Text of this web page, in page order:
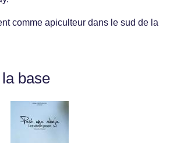
comme apiculteur dans le sud de la
base